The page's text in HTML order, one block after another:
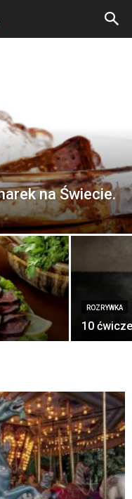
na Świecie.
ROZRYWKA
10